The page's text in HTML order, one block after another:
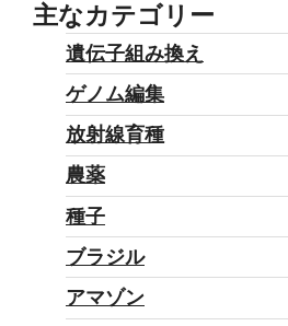
主なカテゴリー
遺伝子組み換え
ゲノム編集
放射線育種
農薬
種子
ブラジル
アマゾン